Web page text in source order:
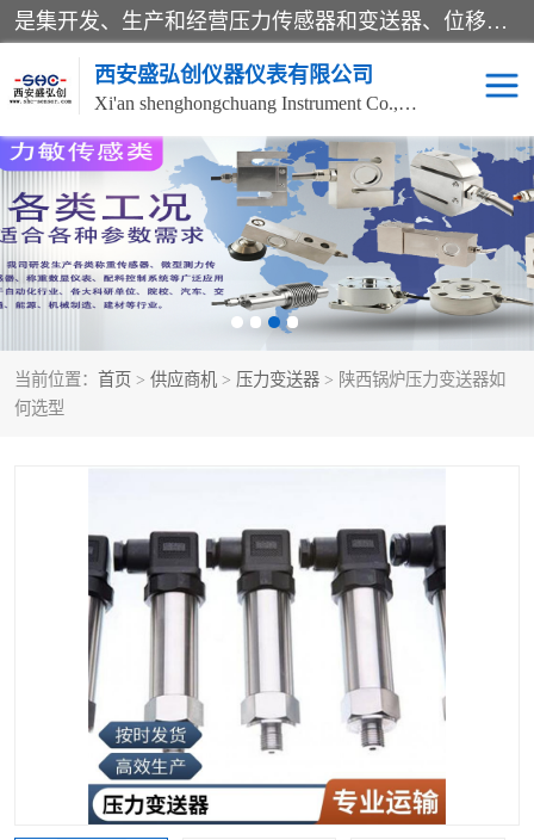
是集开发、生产和经营压力传感器和变送器、位移传感器和变送器、流量传感器和变送器、称重传感器和变送器、测力传感器和变送器、温湿度传感器和变送器、扭矩传感器、智能数显控制仪表等产品的化高新技术企业。
西安盛弘创仪器仪表有限公司
Xi'an shenghongchuang Instrument Co., Ltd
当前位置： 首页 > 供应商机 > 压力变送器 > 陕西锅炉压力变送器如
何选型
称重传感器 超声波流量计
压力变送器 通用型压力变送器
流量计
位移传感器 差压变送器